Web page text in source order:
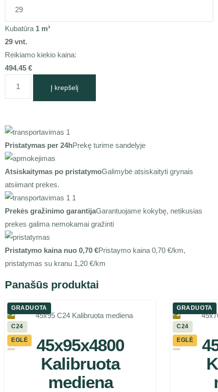
Kubatūra 1 m³
29 vnt.
Reikiamo kiekio kaina:
494.45 €
Į krepšelį
Pristatymas per 24hPrekę turime sandelyje
Atsiskaitymas po pristatymoGalimybė atsiskaityti grynais
atsiimant prekes.
Prekės gražinimo garantijaGarantuojame kokybę, netikusias
prekes galima nemokamai gražinti
Pristatymo kaina nuo 0,70 €Pristaymo kaina 0,70 €/km,
pristatymas su kranu 1,20 €/km
Panašūs produktai
GRADUOTA
C24
EGLĖ
45x95x4800
Kalibruota
mediena
GRADUOTA
C24
EGLĖ